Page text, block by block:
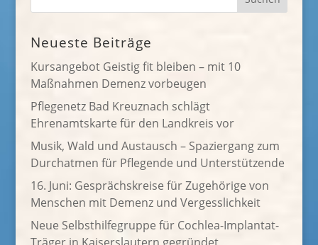
Neueste Beiträge
Kursangebot Geistig fit bleiben – mit 10
Maßnahmen Demenz vorbeugen
Pflegenetz Bad Kreuznach schlägt
Ehrenamtskarte für den Landkreis vor
Musik, Wald und Austausch – Spaziergang zum
Durchatmen für Pflegende und Unterstützende
16. Juni: Gesprächskreise für Zugehörige von
Menschen mit Demenz und Vergesslichkeit
Neue Selbsthilfegruppe für Cochlea-Implantat-